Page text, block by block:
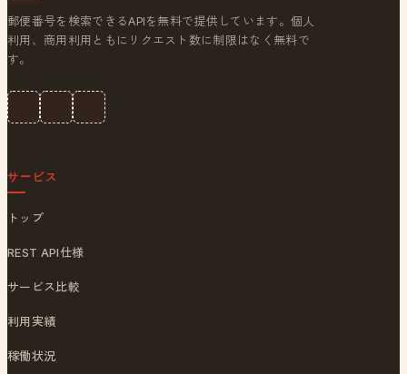
郵便番号を検索できるAPIを無料で提供しています。個人
利用、商用利用ともにリクエスト数に制限はなく無料で
す。
サービス
トップ
REST API仕様
サービス比較
利用実績
稼働状況